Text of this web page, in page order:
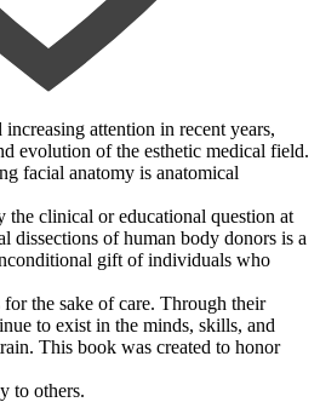
attention in recent years,
evolution of the esthetic medical field.
facial anatomy is anatomical
the clinical or educational question at
dissections of human body donors is a
gift of individuals who
the sake of care. Through their
to exist in the minds, skills, and
This book was created to honor
to others.